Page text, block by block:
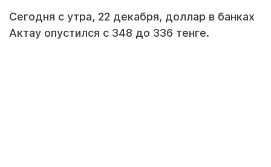
Сегодня с утра, 22 декабря, доллар в банках
Актау опустился с 348 до 336 тенге.